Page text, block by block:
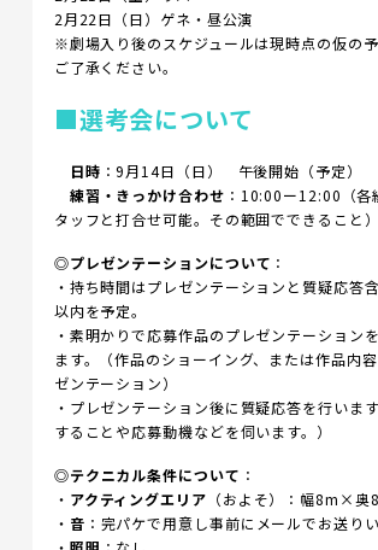
2月22日（日）ゲネ・昼公演
※劇場入り後のスケジュールは現時点の仮の
ご了承ください。
■選考会について
日時 ：9月14日（日） 午後開始（予定）
練習・きっかけ合わせ ：10:00ー12:00（各
タッフと打合せ可能。その範囲でできること）
◎プレゼンテーションについて ：
・持ち時間はプレゼンテーションと質疑応答
以内を予定。
・素明かりで応募作品のプレゼンテーション
ます。（作品のショーイング、または作品内
ゼンテーション）
・プレゼンテーション後に質疑応答を行いま
することや応募動機などを伺います。）
◎テクニカル条件について ：
・ アクティングエリア （およそ）：幅8m×奥
・ 音 ：完パケで用意し事前にメールでお送り